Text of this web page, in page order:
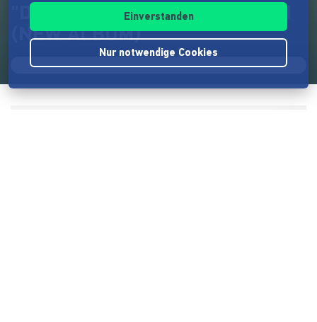
"DREAMCATCHER" - FIREBORN
(NEW ALBUM)
Einverstanden
Nur notwendige Cookies